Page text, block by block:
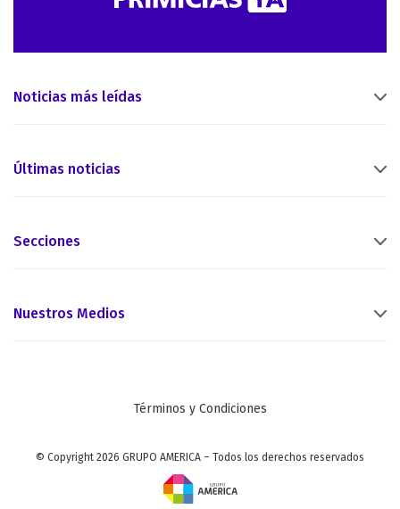
Noticias más leídas
Últimas noticias
Secciones
Nuestros Medios
Términos y Condiciones
© Copyright 2026 GRUPO AMERICA – Todos los derechos reservados